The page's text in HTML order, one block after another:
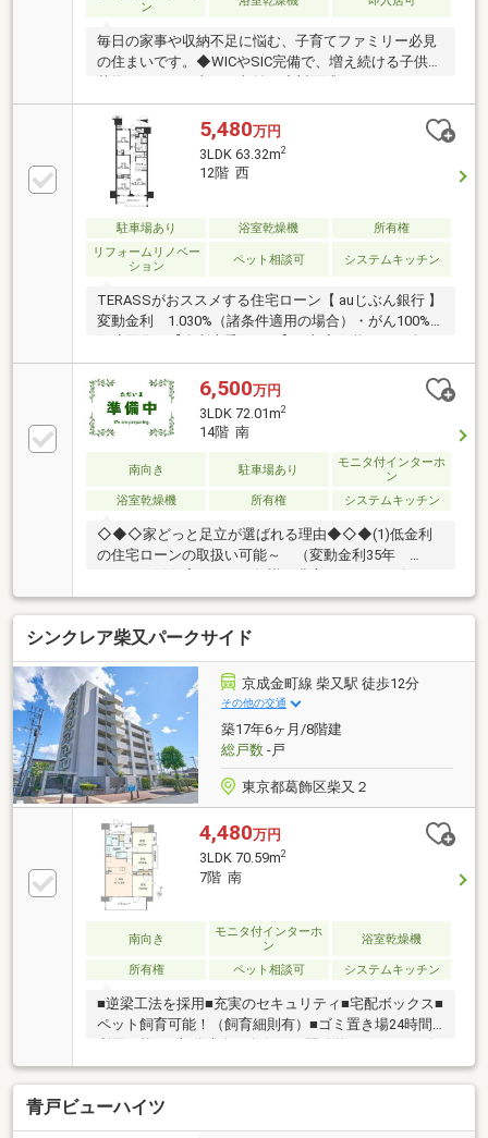
ン
毎日の家事や収納不足に悩む、子育てファミリー必見
の住まいです。◆WICやSIC完備で、増え続ける子供の
ビングが見渡せ、お料理中も子供の様子に目が届く◆
隣接住戸がないため、隣を気にする生活音のストレス
から解放されます青砥駅からのアクセスも良く、都心
への毎日の通勤もラクラク。奥戸小学校まで650m（徒
歩9分）と、毎日の通学環境も安心です。スマホ下部
の3Dビューで実際の広さや使いやすい生活動線をチェ
ック！気になる方は今すぐ【見学予約】ボタンからお
気軽にお問い合わせください。
5,480万円
3LDK 63.32m2
12階 西
駐車場あり 浴室乾燥機
所有権
リフォームリノベー
ション
ペット相談可 システムキッチン
TERASSがおススメする住宅ローン【 auじぶん銀行 】
変動金利 1.030%（諸条件適用の場合）・がん100%
円でも可能！・諸費用も、物件価格の10%までは融資
可能！※2026年8月現在■新耐震基準適合のオートロッ
ク付きマンション■まいばすけっと高砂1丁目店まで徒
歩2分♪日々のお買い物がしやすい立地です■全居室収
ーム内容】○新規交換：キッチン／浴室／洗面化粧台
／防水パン／トイレ○張替：クッションフロア／クロ
ス○木目調フロアタイル上貼○カーテンレール交換他
6,500万円
3LDK 72.01m2
14階 南
南向き 駐車場あり
モニタ付インターホ
ン
浴室乾燥機
所有権 システムキッチン
◇◆◇家どっと足立が選ばれる理由◆◇◆(1)低金利
の住宅ローンの取扱い可能～ （変動金利35年
(3)ライフプランナーとの打合せが出来る～（無料）～
【今のお客様のご状況をお聞かせください】～◆毎月
支払う住居費って自分達はいくらなら大丈夫かな。◆
歳を重ねてもずっと安心して暮らせる場所がいい！◆
購入はしたいけど、手続きとか税金とか色々心配。期
待も大きい反面、悩みや不安も多いと思います。不動
産売買専門店でお客様と一緒に悩んできた数が多い私
達だから解決出来る問題があります。
シンクレア柴又パークサイド
京成金町線 柴又駅 徒歩12分
その他の交通
築17年6ヶ月/8階建
総戸数-戸
東京都葛飾区柴又２
4,480万円
3LDK 70.59m2
7階 南
南向き
モニタ付インターホ
ン
浴室乾燥機
所有権 ペット相談可 システムキッチン
■逆梁工法を採用■充実のセキュリティ■宅配ボックス■
ペット飼育可能！（飼育細則有）■ゴミ置き場24時間
ューを楽しめます■ウォークインクローゼットを備え
た洋室■玄関にはシューズインクローゼット■いつでも
居心地のいいキッチン・ディスポーザー付き・IHクッ
キングヒーター・人造大理石のカウンター・浄水器一
青戸ビューハイツ